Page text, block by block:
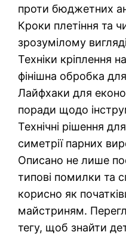
проти бюджетних
Кроки плетіння та
зрозумілому
Техніки кріплення
фінішна обробка
Лайфхаки для
поради щодо
Технічні рішення
симетрії парних
Описано не лише
типові помилки та
корисно як
майстриням.
тегу, щоб знайти